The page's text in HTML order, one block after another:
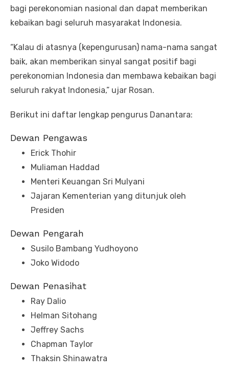
bagi perekonomian nasional dan dapat memberikan
kebaikan bagi seluruh masyarakat Indonesia.
“Kalau di atasnya (kepengurusan) nama-nama sangat
baik, akan memberikan sinyal sangat positif bagi
perekonomian Indonesia dan membawa kebaikan bagi
seluruh rakyat Indonesia,” ujar Rosan.
Berikut ini daftar lengkap pengurus Danantara:
Dewan Pengawas
Erick Thohir
Muliaman Haddad
Menteri Keuangan Sri Mulyani
Jajaran Kementerian yang ditunjuk oleh
Presiden
Dewan Pengarah
Susilo Bambang Yudhoyono
Joko Widodo
Dewan Penasihat​​​​​​
Ray Dalio ​​​​​​​
Helman Sitohang​​​​​​​
Jeffrey Sachs​​​​​​​
Chapman Taylor​​​​​​​
Thaksin Shinawatra